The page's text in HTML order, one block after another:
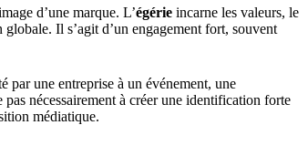
d’une marque. L’égérie incarne les valeurs, le
Il s’agit d’un engagement fort, souvent
par une entreprise à un événement, une
nécessairement à créer une identification forte
médiatique.